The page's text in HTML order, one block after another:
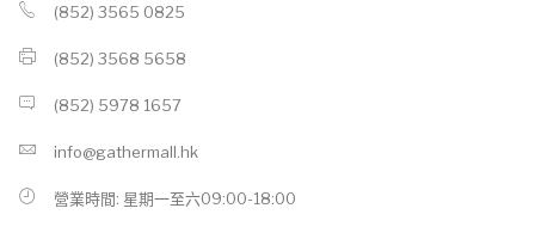
(852) 3565 0825
(852) 3568 5658
(852) 5978 1657
info@gathermall.hk
營業時間: 星期一至六09:00-18:00